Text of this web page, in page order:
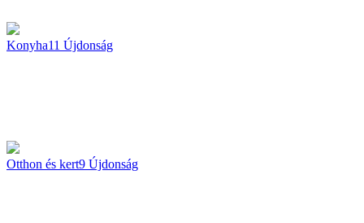
Konyha11 Újdonság
Otthon és kert9 Újdonság